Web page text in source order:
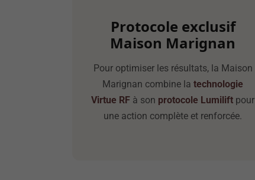
Protocole exclusif
Maison Marignan
Pour optimiser les résultats, la Maison
Marignan combine la technologie
Virtue RF à son protocole Lumilift pour
une action complète et renforcée.